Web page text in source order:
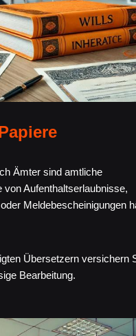
Ämter sind amtliche
von Aufenthaltserlaubnisse,
Meldebescheinigungen
Übersetzern versichern
Bearbeitung.